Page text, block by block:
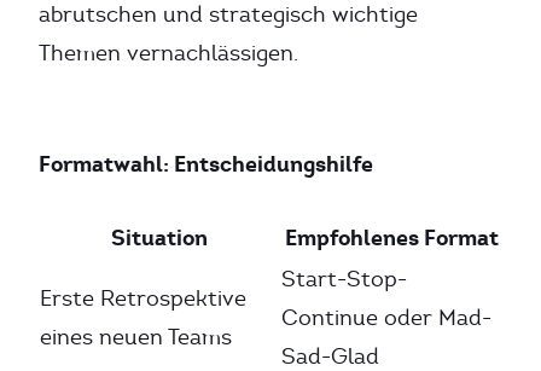
abrutschen und strategisch wichtige
Themen vernachlässigen.
Formatwahl: Entscheidungshilfe
Situation Empfohlenes Format
Erste Retrospektive
eines neuen Teams
Start-Stop-
Continue oder Mad-
Sad-Glad